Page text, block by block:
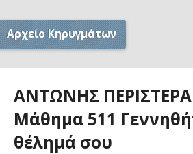
Αρχείο Κηρυγμάτων
ΑΝΤΩΝΗΣ
Μάθημα 511
θέλημά σου